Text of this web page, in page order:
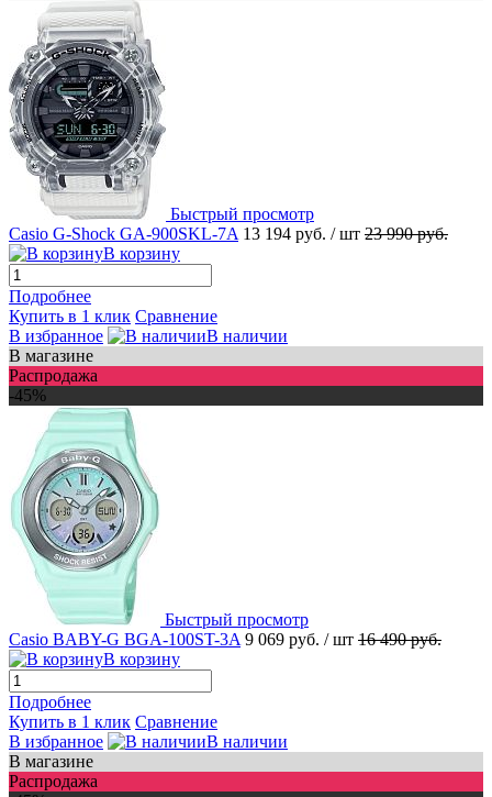
Быстрый просмотр
Casio G-Shock GA-900SKL-7A 13 194 руб. / шт 23 990 руб.
В корзину
Подробнее
Купить в 1 клик Сравнение
В избранное
В наличии
В магазине
Распродажа
-45%
Быстрый просмотр
Casio BABY-G BGA-100ST-3A 9 069 руб. / шт 16 490 руб.
В корзину
Подробнее
Купить в 1 клик Сравнение
В избранное
В наличии
В магазине
Распродажа